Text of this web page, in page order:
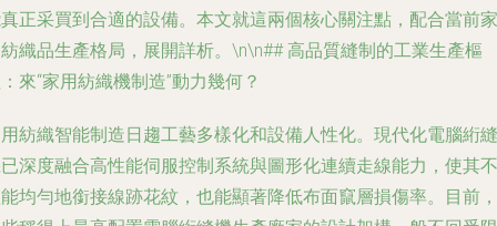
正采買到合適的設備。本文就這兩個核心關注點，配合當前家
織品生產格局，展開詳析。\n\n## 高品質縫制的工業生產樞
來“家用紡織機制造”動力幾何？
紡織智能制造日趨工藝多樣化和設備人性化。現代化電腦絎縫
深度融合高性能伺服控制系統與圖形化連續走線能力，使其不
均勻地銜接線跡花紋，也能顯著降低布面竄層損傷率。目前，